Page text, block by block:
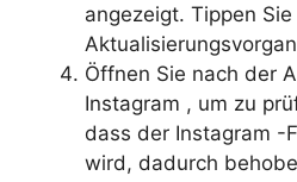
angezeigt. Tippen
Öffnen Sie nach der
Instagram , um zu
dass der Instagram -
wird, dadurch